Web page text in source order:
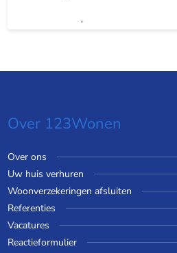
Over 123Wonen
Over ons
Uw huis verhuren
Woonverzekeringen afsluiten
Referenties
Vacatures
Reactieformulier